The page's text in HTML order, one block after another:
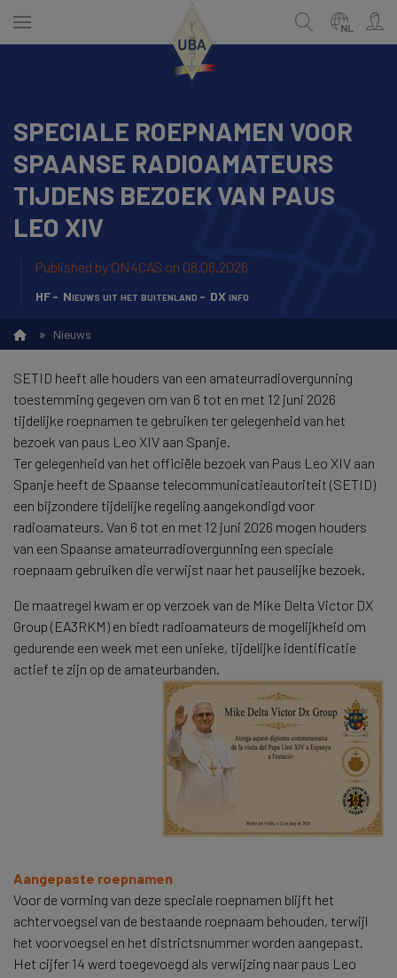
NL
NEDERLANDS
FRANÇAIS
Zoek
SPECIALE ROEPNAMEN VOOR
SPAANSE RADIOAMATEURS
TIJDENS BEZOEK VAN PAUS
LEO XIV
Published by ON4CAS on 08.06.2026
HF Nieuws uit het buitenland DX info
» Nieuws
SETID heeft alle houders van een amateurradiovergunning
toestemming gegeven om van 6 tot en met 12 juni 2026
tijdelijke roepnamen te gebruiken ter gelegenheid van het
bezoek van paus Leo XIV aan Spanje.
Ter gelegenheid van het officiële bezoek van Paus Leo XIV aan
Spanje heeft de Spaanse telecommunicatieautoriteit (SETID)
een bijzondere tijdelijke regeling aangekondigd voor
radioamateurs. Van 6 tot en met 12 juni 2026 mogen houders
van een Spaanse amateurradiovergunning een speciale
roepnaam gebruiken die verwijst naar het pauselijke bezoek.
De maatregel kwam er op verzoek van de Mike Delta Victor DX
Group (EA3RKM) en biedt radioamateurs de mogelijkheid om
gedurende een week met een unieke, tijdelijke identificatie
actief te zijn op de amateurbanden.
Aangepaste roepnamen
Voor de vorming van deze speciale roepnamen blijft het
achtervoegsel van de bestaande roepnaam behouden, terwijl
het voorvoegsel en het districtsnummer worden aangepast.
Het cijfer 14 werd toegevoegd als verwijzing naar paus Leo